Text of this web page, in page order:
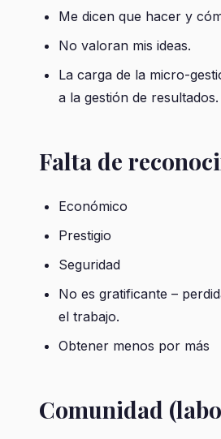
Me dicen que hacer y
No valoran mis ideas.
La carga de la micro-
a la gestión de resultados.
Falta de
Económico
Prestigio
Seguridad
No es gratificante –
el trabajo.
Obtener menos por más
Comunidad